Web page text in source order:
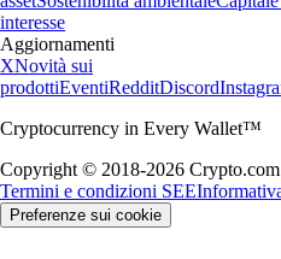
interesse
Aggiornamenti
XNovità sui
prodottiEventiRedditDiscord
Cryptocurrency in Every Wallet™
Copyright © 2018-2026
Termini e condizioni SEE
Preferenze sui cookie